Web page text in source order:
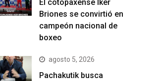
El cotopaxense Iker
Briones se convirtió en
campeón nacional de
boxeo
agosto 5, 2026
Pachakutik busca